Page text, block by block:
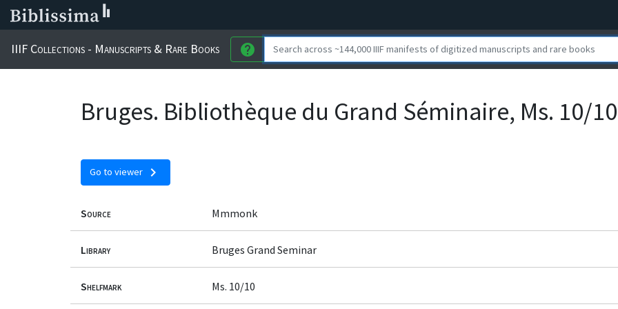
IIIF Collections - Manuscripts & Rare Books help
Bruges. Bibliothèque du Grand Séminaire, Ms. 10/10
Go to viewer chevron_right
Source Mmmonk
Library Bruges Grand Seminar
Shelfmark Ms. 10/10